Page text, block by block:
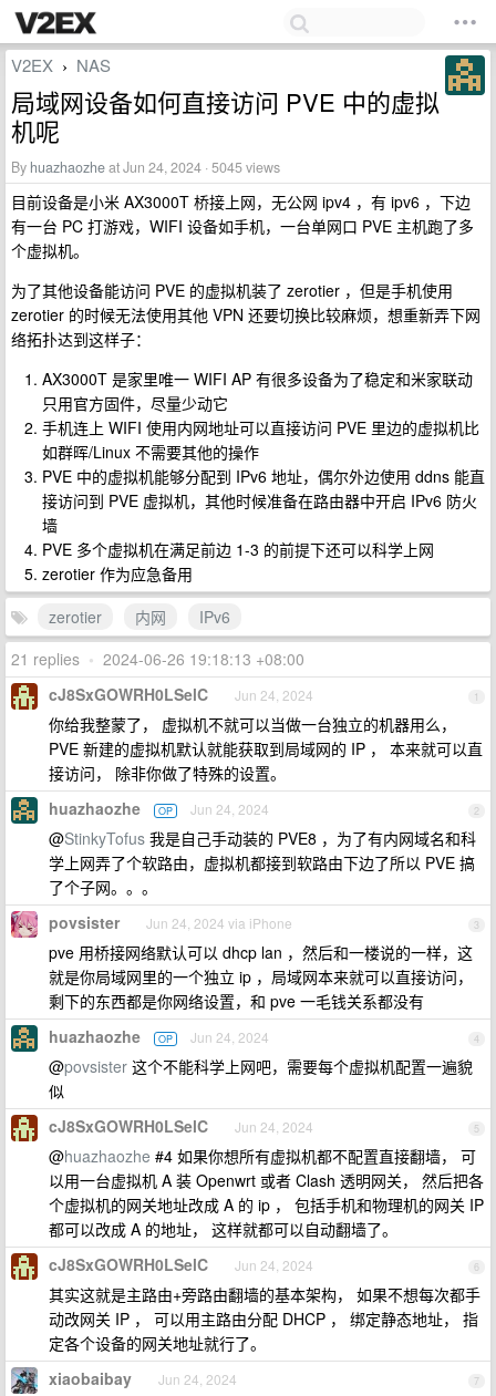
V2EX › NAS
局域网设备如何直接访问 PVE 中的虚拟
机呢
By huazhaozheat Jun 24, 2024 · 5045 views
目前设备是小米 AX3000T 桥接上网，无公网 ipv4 ，有 ipv6 ，下边
有一台 PC 打游戏，WIFI 设备如手机，一台单网口 PVE 主机跑了多
个虚拟机。
为了其他设备能访问 PVE 的虚拟机装了 zerotier ，但是手机使用
zerotier 的时候无法使用其他 VPN 还要切换比较麻烦，想重新弄下网
络拓扑达到这样子：
AX3000T 是家里唯一 WIFI AP 有很多设备为了稳定和米家联动
只用官方固件，尽量少动它
手机连上 WIFI 使用内网地址可以直接访问 PVE 里边的虚拟机比
如群晖/Linux 不需要其他的操作
PVE 中的虚拟机能够分配到 IPv6 地址，偶尔外边使用 ddns 能直
接访问到 PVE 虚拟机，其他时候准备在路由器中开启 IPv6 防火
墙
PVE 多个虚拟机在满足前边 1-3 的前提下还可以科学上网
zerotier 作为应急备用
zerotier
内网
IPv6
21 replies • 2024-06-26 19:18:13 +08:00
1
cJ8SxGOWRH0LSelC Jun 24, 2024
你给我整蒙了， 虚拟机不就可以当做一台独立的机器用么，
PVE 新建的虚拟机默认就能获取到局域网的 IP ， 本来就可以直
接访问， 除非你做了特殊的设置。
2
huazhaozhe OP Jun 24, 2024
@StinkyTofus 我是自己手动装的 PVE8 ，为了有内网域名和科
学上网弄了个软路由，虚拟机都接到软路由下边了所以 PVE 搞
了个子网。。。
3
povsister Jun 24, 2024 via iPhone
pve 用桥接网络默认可以 dhcp lan ，然后和一楼说的一样，这
就是你局域网里的一个独立 ip ，局域网本来就可以直接访问，
剩下的东西都是你网络设置，和 pve 一毛钱关系都没有
4
huazhaozhe OP Jun 24, 2024
@povsister 这个不能科学上网吧，需要每个虚拟机配置一遍貌
似
5
cJ8SxGOWRH0LSelC Jun 24, 2024
@huazhaozhe #4 如果你想所有虚拟机都不配置直接翻墙， 可
以用一台虚拟机 A 装 Openwrt 或者 Clash 透明网关， 然后把各
个虚拟机的网关地址改成 A 的 ip ， 包括手机和物理机的网关 IP
都可以改成 A 的地址， 这样就都可以自动翻墙了。
6
cJ8SxGOWRH0LSelC Jun 24, 2024
其实这就是主路由+旁路由翻墙的基本架构， 如果不想每次都手
动改网关 IP ， 可以用主路由分配 DHCP ， 绑定静态地址， 指
定各个设备的网关地址就行了。
7
xiaobaibay Jun 24, 2024